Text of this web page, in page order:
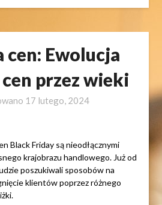
Ewolucja
przez wieki
17 lutego, 2024
Black Friday są nieodłącznymi
krajobrazu handlowego. Już od
poszukiwali sposobów na
klientów poprzez różnego